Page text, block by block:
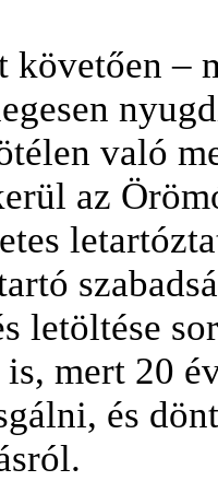
követően –
való
az
letöltése
mert 20
és